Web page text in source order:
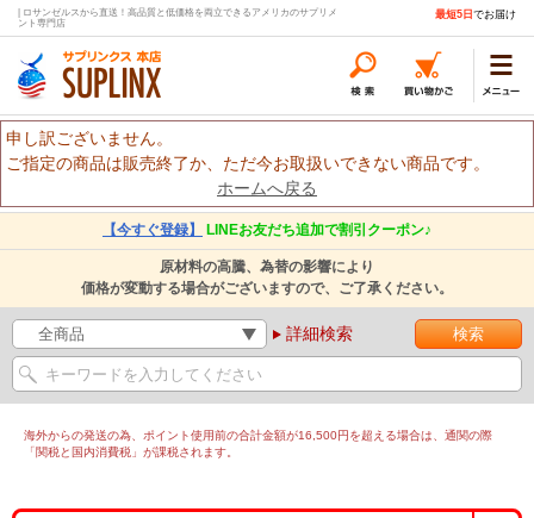
| ロサンゼルスから直送！高品質と低価格を両立できるアメリカのサプリメ
ント専門店
最短5日 でお届け
申し訳ございません。
ご指定の商品は販売終了か、ただ今お取扱いできない商品です。
ホームへ戻る
【今すぐ登録】 LINEお友だち追加で割引クーポン♪
原材料の高騰、為替の影響により
価格が変動する場合がございますので、ご了承ください。
詳細検索
海外からの発送の為、ポイント使用前の合計金額が16,500円を超える場合は、通関の際
「関税と国内消費税」が課税されます。